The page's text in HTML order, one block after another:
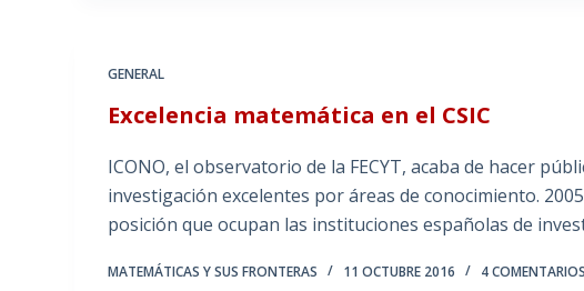
GENERAL
Excelencia matemática en el CSIC
ICONO, el observatorio de la FECYT, acaba de hacer
investigación excelentes por áreas de conocimiento.
posición que ocupan las instituciones españolas de
MATEMÁTICAS Y SUS FRONTERAS 11 OCTUBRE 2016 4 COMENTARIOS